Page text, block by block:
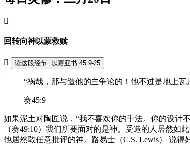
回转向神以蒙救赎
读这段经节: 以赛亚书 45:9-25
“祸哉，那与造他的主争论的！他不过是地上瓦
赛45:9
如果泥土对陶匠说，“我不喜欢你的手法。你的设计
（赛49:10）我们所要面对的是神。受造的人居然
他居然敢任意批评的神。路易士（C.S. Lewis） 说得